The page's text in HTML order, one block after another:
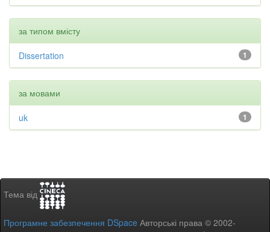
за типом вмісту
1
Dissertation
за мовами
1
uk
Тема від
Програмне забезпечення DSpace Авторські права © 2002-